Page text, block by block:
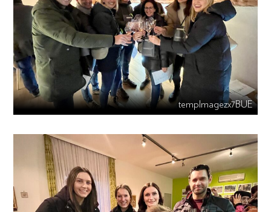
tempImagezx7BUE